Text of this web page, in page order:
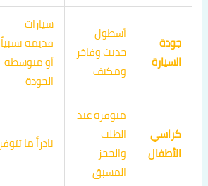
جودة
السيارة
أسطول
حديث وفاخر
ومكيف
سيارات
قديمة نسبياً
أو متوسطة
الجودة
كراسي
الأطفال
متوفرة عند
الطلب
والحجز
المسبق
نادراً ما تتوفر